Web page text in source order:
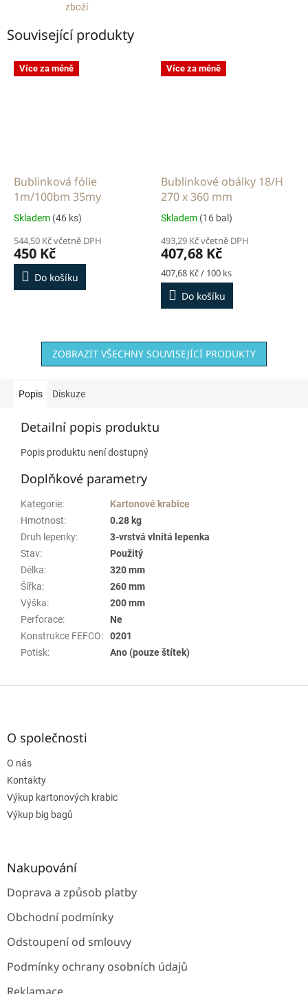
zboží
Související produkty
Více za méně
Bublinková fólie
1m/100bm 35my
Skladem (46 ks)
544,50 Kč včetně DPH
450 Kč
Do košíku
Více za méně
Bublinkové obálky 18/H
270 x 360 mm
Skladem (16 bal)
493,29 Kč včetně DPH
407,68 Kč
Měrná
cena:
407,68 Kč / 100 ks
Do košíku
ZOBRAZIT VŠECHNY SOUVISEJÍCÍ PRODUKTY
Popis Diskuze
Detailní popis produktu
Popis produktu není dostupný
Doplňkové parametry
Kategorie:
Kartonové krabice
Hmotnost:
0.28 kg
Druh lepenky:
3-vrstvá vlnitá lepenka
Stav:
Použitý
Délka:
320 mm
Šířka:
260 mm
Výška:
200 mm
Perforace:
Ne
Konstrukce FEFCO:
0201
Potisk: Ano (pouze štítek)
Z
O společnosti
O nás
Kontakty
Výkup kartonových krabic
Výkup big bagů
Nakupování
Doprava a způsob platby
Obchodní podmínky
Odstoupení od smlouvy
Podmínky ochrany osobních údajů